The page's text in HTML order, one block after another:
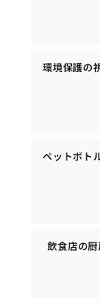
環境保護の
ペットボト
飲食店の